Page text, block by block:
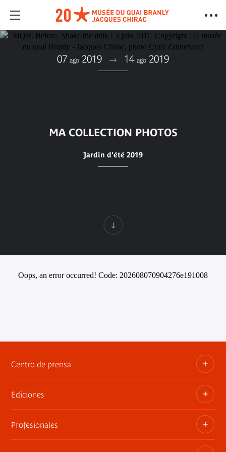
07 ago 2019 14 ago 2019
MA COLLECTION PHOTOS
Jardin d'été 2019
Oops, an error occurred! Code: 202608070904276e191008
Centro de prensa
Dosieres, comunicados de prensa, anuncios de
exposiciones
Ediciones
Las publicaciones del museo
Profesionales